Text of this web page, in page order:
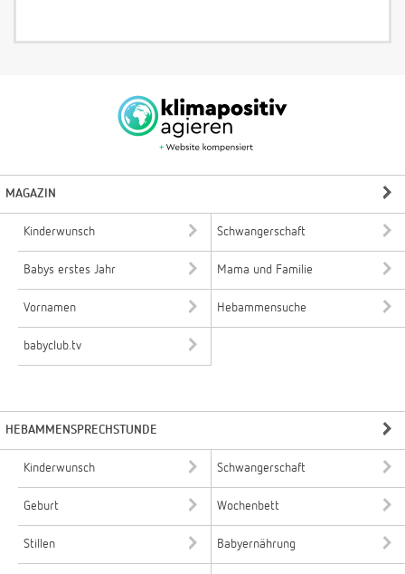
MAGAZIN
Kinderwunsch Schwangerschaft
Babys erstes Jahr Mama und Familie
Vornamen Hebammensuche
babyclub.tv
HEBAMMENSPRECHSTUNDE
Kinderwunsch Schwangerschaft
Geburt Wochenbett
Stillen Babyernährung